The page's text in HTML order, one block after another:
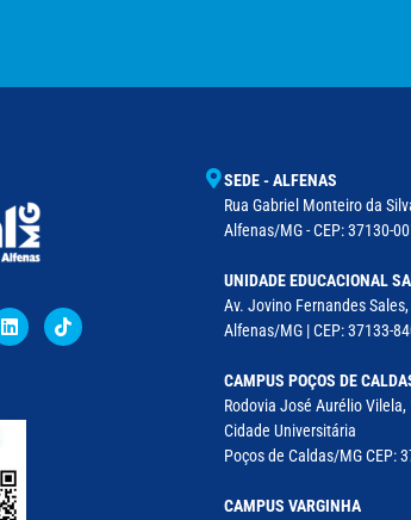
SEDE - ALFENAS
Rua Gabriel Monteiro da
Alfenas/MG - CEP: 37130-
UNIDADE EDUCACIONAL
Av. Jovino Fernandes
Alfenas/MG | CEP: 37133-
CAMPUS POÇOS DE
Rodovia José Aurélio
Cidade Universitária
Poços de Caldas/MG CEP:
CAMPUS VARGINHA